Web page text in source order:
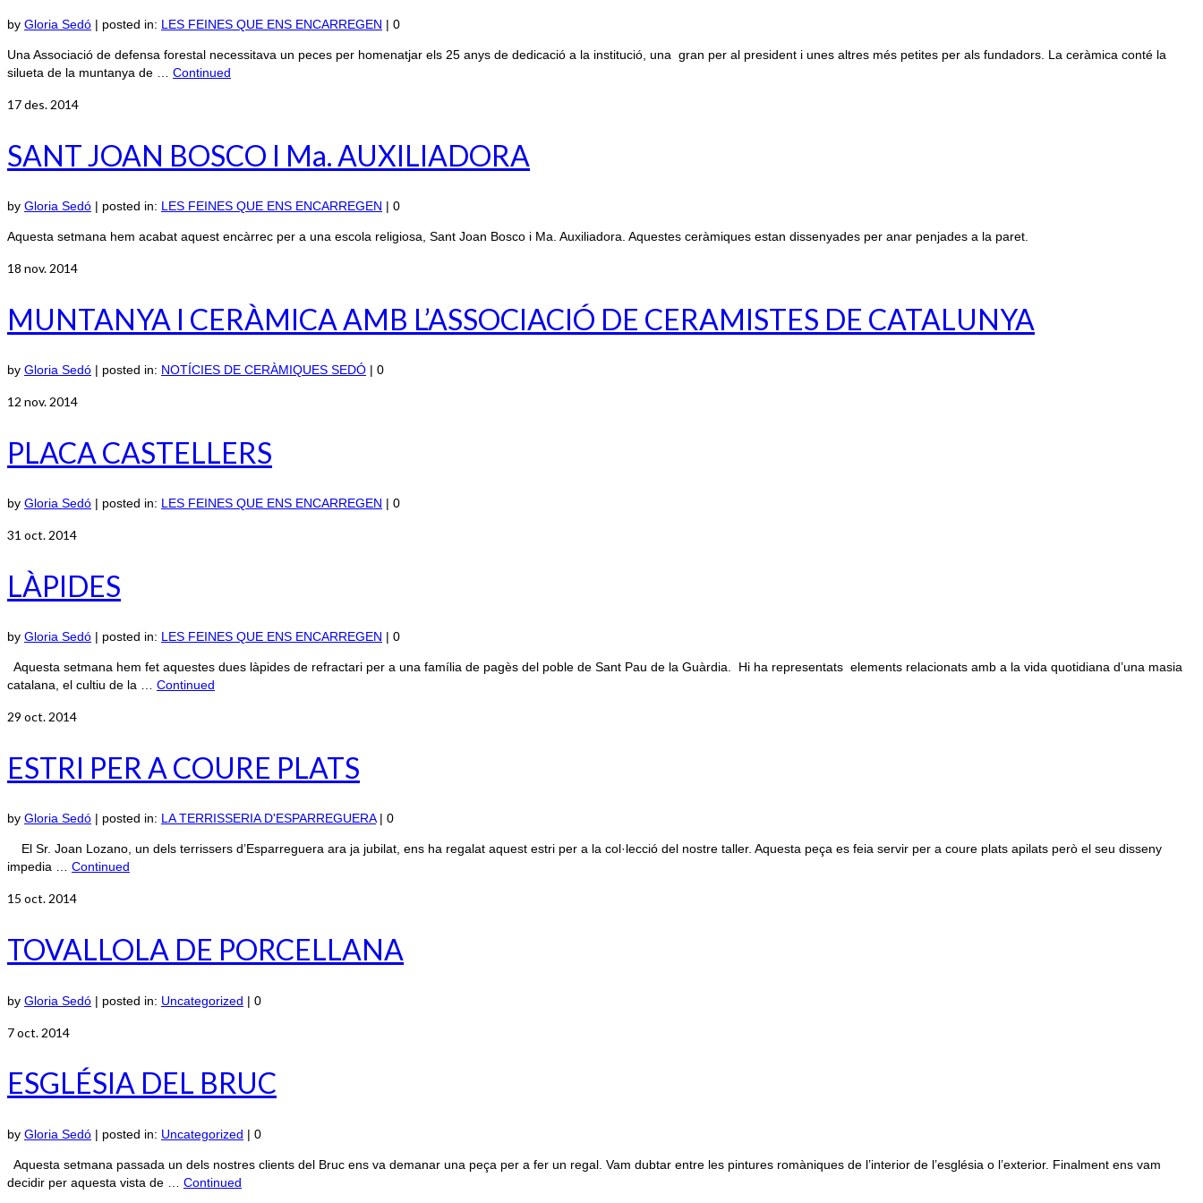
by Gloria Sedó | posted in: LES FEINES QUE ENS ENCARREGEN | 0
Una Associació de defensa forestal necessitava un peces per homenatjar els 25 anys de dedicació a la institució, una gran per al president i unes altres més petites per als fundadors. La ceràmica conté la
silueta de la muntanya de … Continued
17des. 2014
SANT JOAN BOSCO I Ma. AUXILIADORA
by Gloria Sedó | posted in: LES FEINES QUE ENS ENCARREGEN | 0
Aquesta setmana hem acabat aquest encàrrec per a una escola religiosa, Sant Joan Bosco i Ma. Auxiliadora. Aquestes ceràmiques estan dissenyades per anar penjades a la paret.
18 nov. 2014
MUNTANYA I CERÀMICA AMB L’ASSOCIACIÓ DE CERAMISTES DE CATALUNYA
by Gloria Sedó | posted in: NOTÍCIES DE CERÀMIQUES SEDÓ | 0
12 nov. 2014
PLACA CASTELLERS
by Gloria Sedó | posted in: LES FEINES QUE ENS ENCARREGEN | 0
31 oct. 2014
LÀPIDES
by Gloria Sedó | posted in: LES FEINES QUE ENS ENCARREGEN | 0
Aquesta setmana hem fet aquestes dues làpides de refractari per a una família de pagès del poble de Sant Pau de la Guàrdia. Hi ha representats elements relacionats amb a la vida quotidiana d’una masia
catalana, el cultiu de la … Continued
29 oct. 2014
ESTRI PER A COURE PLATS
by Gloria Sedó | posted in: LA TERRISSERIA D'ESPARREGUERA | 0
El Sr. Joan Lozano, un dels terrissers d’Esparreguera ara ja jubilat, ens ha regalat aquest estri per a la col·lecció del nostre taller. Aquesta peça es feia servir per a coure plats apilats però el seu disseny
impedia … Continued
15 oct. 2014
TOVALLOLA DE PORCELLANA
by Gloria Sedó | posted in: Uncategorized | 0
7oct. 2014
ESGLÉSIA DEL BRUC
by Gloria Sedó | posted in: Uncategorized | 0
Aquesta setmana passada un dels nostres clients del Bruc ens va demanar una peça per a fer un regal. Vam dubtar entre les pintures romàniques de l’interior de l’església o l’exterior. Finalment ens vam
decidir per aquesta vista de … Continued